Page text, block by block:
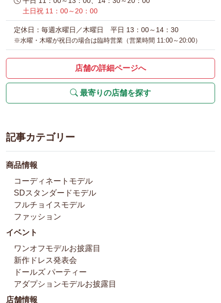
土日祝 11：00～20：00
定休日：毎週水曜日／木曜日 平日 13：00～14：30
※水曜・木曜が祝日の場合は臨時営業（営業時間 11:00～20:00）
店舗の詳細ページへ
最寄りの店舗を探す
記事カテゴリー
商品情報
コーディネートモデル
SDスタンダードモデル
フルチョイスモデル
ファッション
イベント
ワンオフモデルお披露目
新作ドレス発表会
ドールズ パーティー
アダプションモデルお披露目
店舗情報